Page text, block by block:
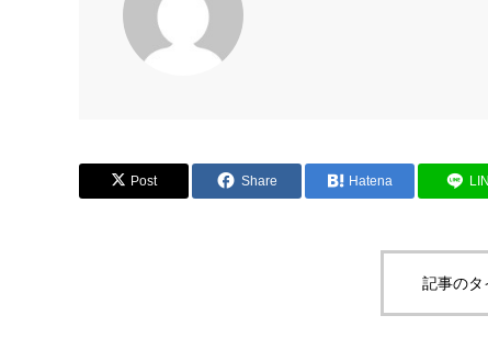
Post Share Hatena
記事のタ